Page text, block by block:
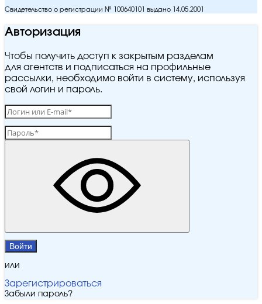
Свидетельство о регистрации № 100640101 выдано 14.05.2001
Авторизация
Чтобы получить доступ к закрытым разделам
для агентств и подписаться на профильные
рассылки, необходимо войти в систему, используя
свой логин и пароль.
Войти
или
Зарегистрироваться
Забыли пароль?